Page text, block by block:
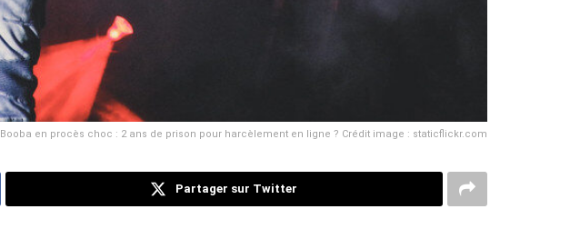
Booba en procès choc : 2 ans de prison pour harcèlement en ligne ? Crédit image : staticflickr.com
Partager sur Twitter